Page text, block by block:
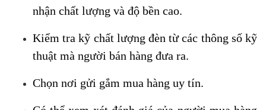
nhận chất lượng và độ bền cao.
Kiểm tra kỹ chất lượng đèn từ các thông số kỹ
thuật mà người bán hàng đưa ra.
Chọn nơi gửi gắm mua hàng uy tín.